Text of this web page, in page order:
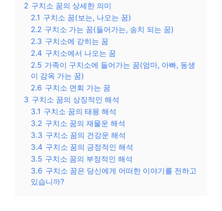
2 구치소 꿈의 상세한 의미
2.1 구치소 꿈(보는, 나오는 꿈)
2.2 구치소 가는 꿈(들어가는, 송치 되는 꿈)
2.3 구치소에 갇히는 꿈
2.4 구치소에서 나오는 꿈
2.5 가족이 구치소에 들어가는 꿈(엄마, 아빠, 동생
이 감옥 가는 꿈)
2.6 구치소 면회 가는 꿈
3 구치소 꿈의 상징적인 해석
3.1 구치소 꿈의 태몽 해석
3.2 구치소 꿈의 재물운 해석
3.3 구치소 꿈의 건강운 해석
3.4 구치소 꿈의 긍정적인 해석
3.5 구치소 꿈의 부정적인 해석
3.6 구치소 꿈은 당신에게 어떠한 이야기를 전하고
있습니까?